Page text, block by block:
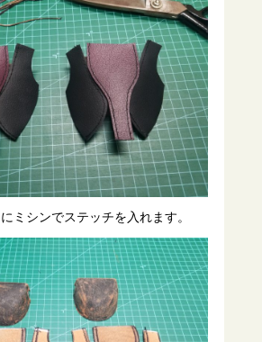
ミシンでステッチを入れます。